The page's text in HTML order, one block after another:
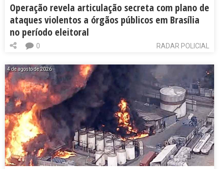
Operação revela articulação secreta com plano de
ataques violentos a órgãos públicos em Brasília
no período eleitoral
RADAR POLICIAL
0
4 de agosto de 2026